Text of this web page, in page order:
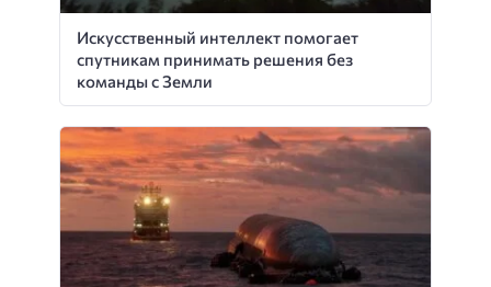
Искусственный интеллект помогает
спутникам принимать решения без
команды с Земли